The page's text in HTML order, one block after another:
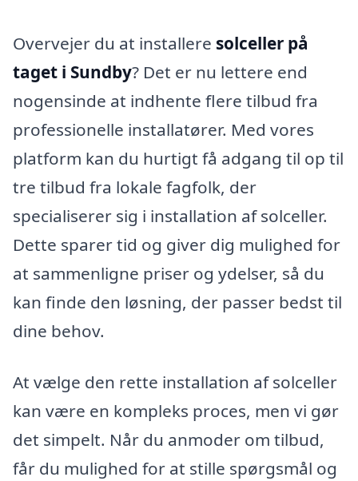
Overvejer du at installere solceller på
taget i Sundby? Det er nu lettere end
nogensinde at indhente flere tilbud fra
professionelle installatører. Med vores
platform kan du hurtigt få adgang til op til
tre tilbud fra lokale fagfolk, der
specialiserer sig i installation af solceller.
Dette sparer tid og giver dig mulighed for
at sammenligne priser og ydelser, så du
kan finde den løsning, der passer bedst til
dine behov.
At vælge den rette installation af solceller
kan være en kompleks proces, men vi gør
det simpelt. Når du anmoder om tilbud,
får du mulighed for at stille spørgsmål og